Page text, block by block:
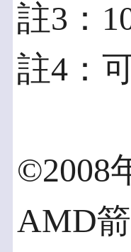
註3：
註4：
©2008
AMD